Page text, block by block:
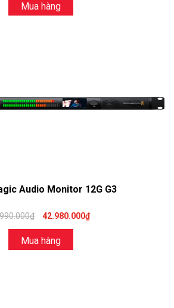
Mua hàng
Audio Monitor 12G G3
42.980.000₫
Mua hàng